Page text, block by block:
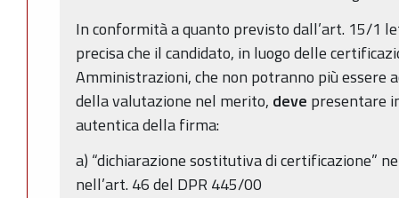
In conformità a quanto previsto dall’art. 15/1
precisa che il candidato, in luogo delle
Amministrazioni, che non potranno più
della valutazione nel merito, deve presentare
autentica della firma:
a) “dichiarazione sostitutiva di certificazione”
nell’art. 46 del DPR 445/00